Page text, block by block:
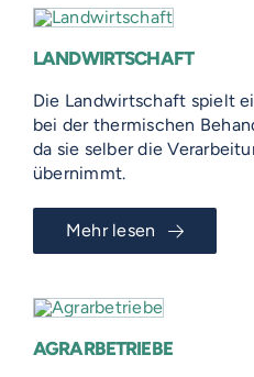
LANDWIRTSCHAFT
Die Landwirtschaft spielt
bei der thermischen
da sie selber die
übernimmt.
Mehr lesen
AGRARBETRIEBE